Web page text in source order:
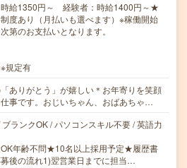
時給1350円～ 経験者：時給1400円～★
度あり（月払いも選べます）※稼働開始
第のお支払いとなります。
規定有
ありがとう」が嬉しい＊お年寄りを笑顔
事です。おじいちゃん、おばあちゃ…
ランクOK / パソコンスキル不要 / 英語力
年齢不問★10名以上採用予定★履歴書
後の流れ1)翌営業日までに担当…